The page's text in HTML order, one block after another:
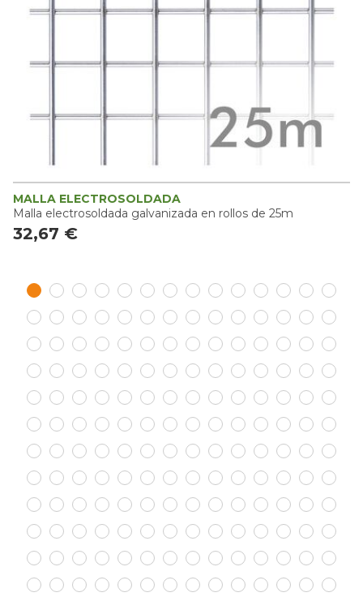
MALLA ELECTROSOLDADA
Malla electrosoldada galvanizada en rollos de 25m
32,67 €